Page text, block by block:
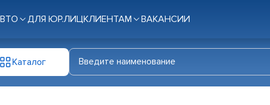
ДЛЯ ЮР.ЛИЦКЛИЕНТАМ ВАКАНСИИ
Каталог